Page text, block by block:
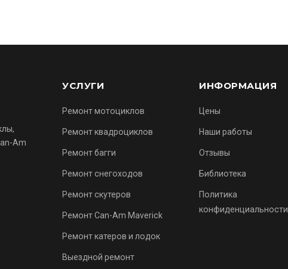
Am
УСЛУГИ
Ремонт мотоциклов
Ремонт квадроциклов
Ремонт багги
Ремонт снегоходов
Ремонт скутеров
Ремонт Can-Am Maverick
Ремонт катеров и лодок
Выездной ремонт
ИНФОРМАЦИЯ
Цены
Наши работы
Отзывы
Библиотека
Политика
конфиденциальности